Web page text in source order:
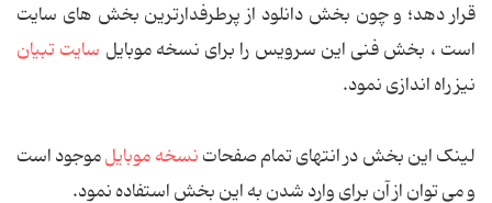
قرار دهد؛ و چون بخش دانلود از پرطرفدارترین بخش های سایت
است ، بخش فنی این سرویس را برای نسخه موبایل سایت تبیان
نیز راه اندازی نمود.
لینک این بخش در انتهای تمام صفحاتنسخه موبایلموجود است
و می توان از آن برای وارد شدن به این بخش استفاده نمود.